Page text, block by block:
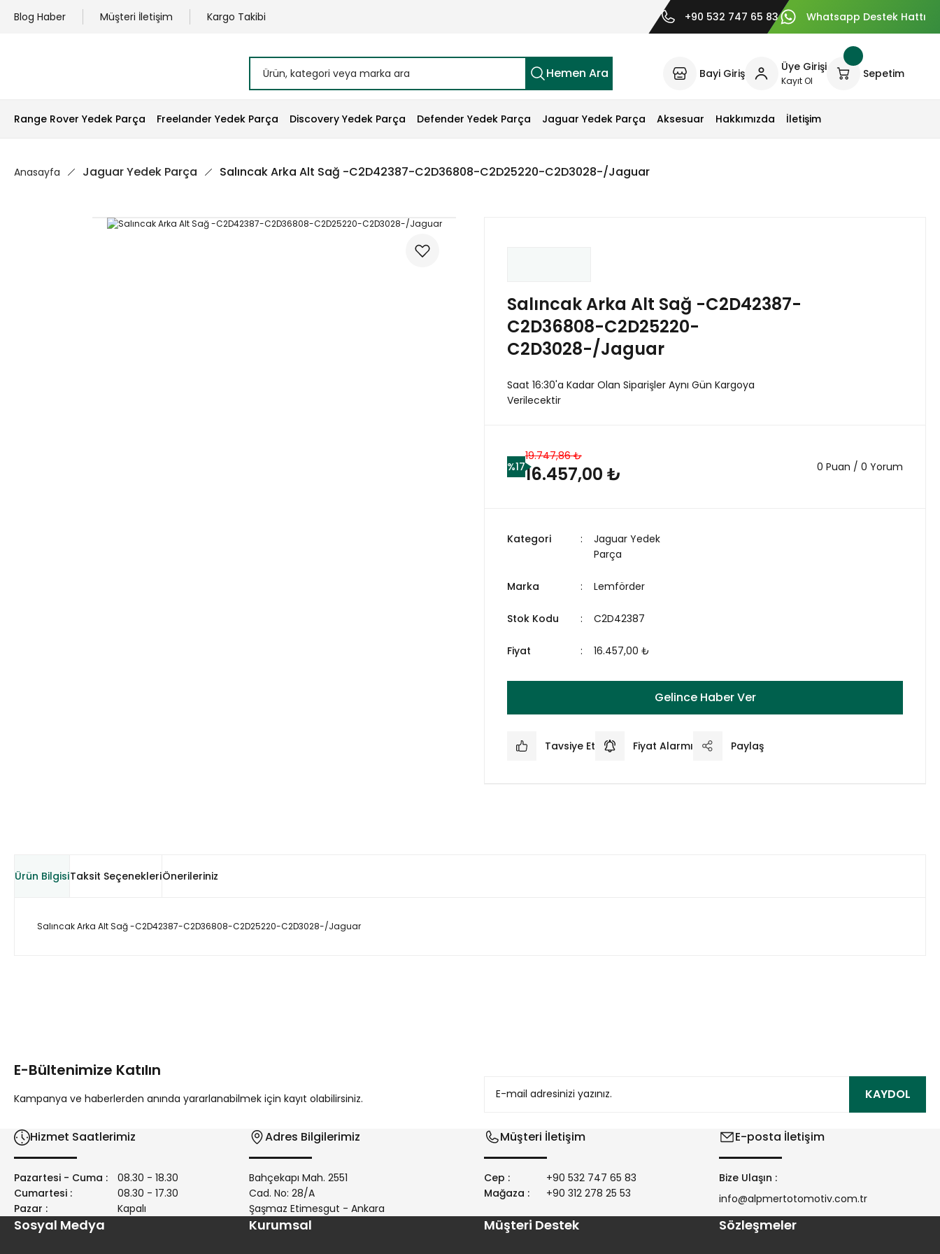
Blog Haber Müşteri İletişim Kargo Takibi +90 532 747 65 83 Whatsapp Destek Hattı
Hemen Ara Bayi Giriş Üye Girişi
Kayıt Ol
Sepetim
Range Rover Yedek Parça Freelander Yedek Parça Discovery Yedek Parça Defender Yedek Parça Jaguar Yedek Parça Aksesuar Hakkımızda İletişim
Anasayfa Jaguar Yedek Parça Salıncak Arka Alt Sağ -C2D42387-C2D36808-C2D25220-C2D3028-/Jaguar
Salıncak Arka Alt Sağ -C2D42387-
C2D36808-C2D25220-
C2D3028-/Jaguar
Saat 16:30'a Kadar Olan Siparişler Aynı Gün Kargoya
Verilecektir
%17
19.747,86 ₺
16.457,00 ₺ 0 Puan / 0 Yorum
Kategori
Jaguar Yedek
Parça
Marka Lemförder
Stok Kodu C2D42387
Fiyat 16.457,00 ₺
Gelince Haber Ver
Tavsiye Et Fiyat Alarmı Paylaş
Ürün BilgisiTaksit SeçenekleriÖnerileriniz
Salıncak Arka Alt Sağ -C2D42387-C2D36808-C2D25220-C2D3028-/Jaguar
Ürün bilgilerinde hatalar bulunuyor.
E-Bültenimize Katılın
Kampanya ve haberlerden anında yararlanabilmek için kayıt olabilirsiniz. KAYDOL
Hizmet Saatlerimiz
Pazartesi - Cuma :
08.30 - 18.30
Cumartesi :
08.30 - 17.30
Pazar :
Kapalı
Adres Bilgilerimiz
Bahçekapı Mah. 2551
Cad. No: 28/A
Şaşmaz Etimesgut - Ankara
Müşteri İletişim
Cep :
+90 532 747 65 83
Mağaza :
+90 312 278 25 53
E-posta İletişim
Bize Ulaşın :
info@alpmertotomotiv.com.tr
Sosyal Medya Kurumsal Müşteri Destek Sözleşmeler